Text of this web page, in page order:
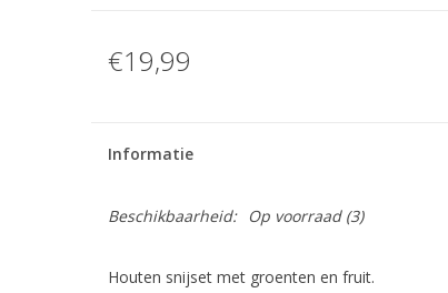
€19,99
Informatie
Beschikbaarheid: Op voorraad(3)
Houten snijset met groenten en fruit.